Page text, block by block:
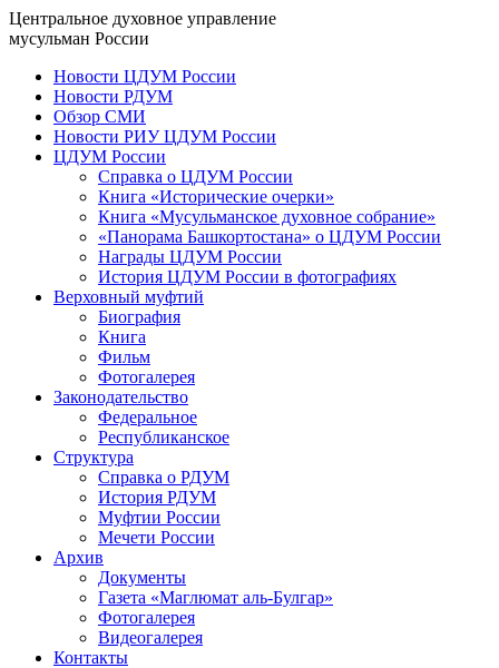
Центральное духовное управление
мусульман России
Новости ЦДУМ России
Новости РДУМ
Обзор СМИ
Новости РИУ ЦДУМ России
ЦДУМ России
Справка о ЦДУМ России
Книга «Исторические очерки»
Книга «Мусульманское духовное собрание»
«Панорама Башкортостана» о ЦДУМ России
Награды ЦДУМ России
История ЦДУМ России в фотографиях
Верховный муфтий
Биография
Книга
Фильм
Фотогалерея
Законодательство
Федеральное
Республиканское
Структура
Справка о РДУМ
История РДУМ
Муфтии России
Мечети России
Архив
Документы
Газета «Маглюмат аль-Булгар»
Фотогалерея
Видеогалерея
Контакты